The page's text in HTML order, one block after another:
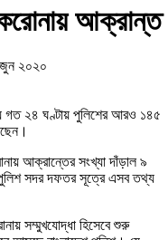
আক্রান্ত
জুন ২০২০
গত ২৪ ঘণ্টায় পুলিশের আরও ১৪৫
আক্রান্তের সংখ্যা দাঁড়াল ৯
পুলিশ সদর দফতর সূত্রে এসব তথ্য
সম্মুখযোদ্ধা হিসেবে শুরু